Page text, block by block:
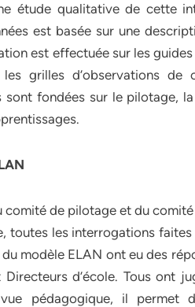
étude qualitative de cette
est basée sur une
est effectuée sur les guides
grilles d’observations de
sont fondées sur le pilotage,
de pilotage et du
toutes les interrogations
modèle ELAN ont eu des
d’école. Tous ont
pédagogique, il permet